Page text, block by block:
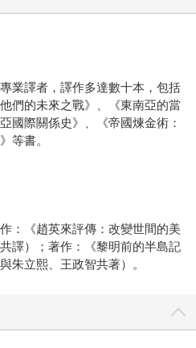
業譯者，譯作多達數十本，包括
們的未來之戰》、《東南亞的當
國際關係史》、《帝國煉金術：
等書。
：《趙英來評傳：改變世間的美
譯）；著作：《黎明前的半島記
朱立熙、王政智共著）。